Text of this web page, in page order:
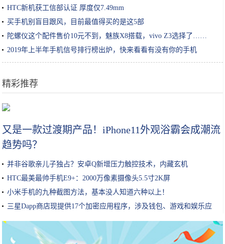
HTC新机获工信部认证 厚度仅7.49mm
买手机别盲目跟风，目前最值得买的是这5部
陀螺仪这个配件售价10元不到，魅族X8搭载，vivo Z3选择了……
2019年上半年手机信号排行榜出炉，快来看看有没有你的手机
精彩推荐
又是一款过渡期产品！iPhone11外观浴霸会成潮流
趋势吗？
并非谷歌亲儿子独占？安卓Q新增压力触控技术，内藏玄机
HTC最美最帅手机E9+：2000万像素摄像头5.5寸2K屏
小米手机的九种截图方法，基本没人知道六种以上！
三星Dapp商店现提供17个加密应用程序，涉及钱包、游戏和娱乐应
用